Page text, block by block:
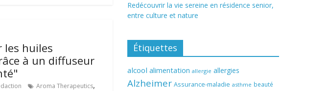
les huiles
à un diffuseur
Aroma Therapeutics,
Redécouvrir la vie sereine en résidence senior,
entre culture et nature
Étiquettes
alcool alimentation allergie allergies
Alzheimer Assurance-maladie asthme beauté